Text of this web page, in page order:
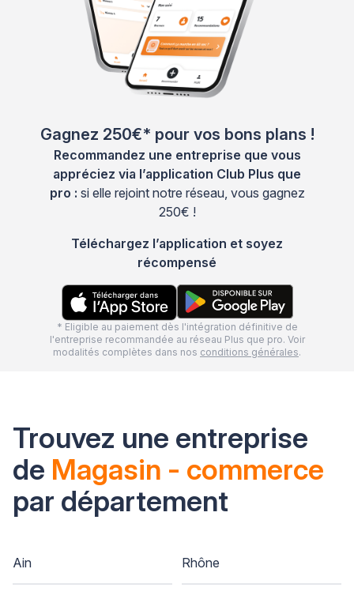
Gagnez 250€* pour vos bons plans !
Recommandez une entreprise que vous
appréciez via l’application Club Plus que
pro : si elle rejoint notre réseau, vous gagnez
250€ !
Téléchargez l’application et soyez
récompensé
* Eligible au paiement dès l'intégration définitive de
l'entreprise recommandée au réseau Plus que pro. Voir
modalités complètes dans nos conditions générales.
Trouvez une entreprise
de Magasin - commerce
par département
Ain Rhône